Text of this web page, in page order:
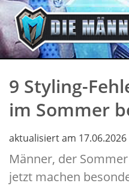
9 Styling-
im Sommer
aktualisiert am 17.06.2026
Männer, der
jetzt machen